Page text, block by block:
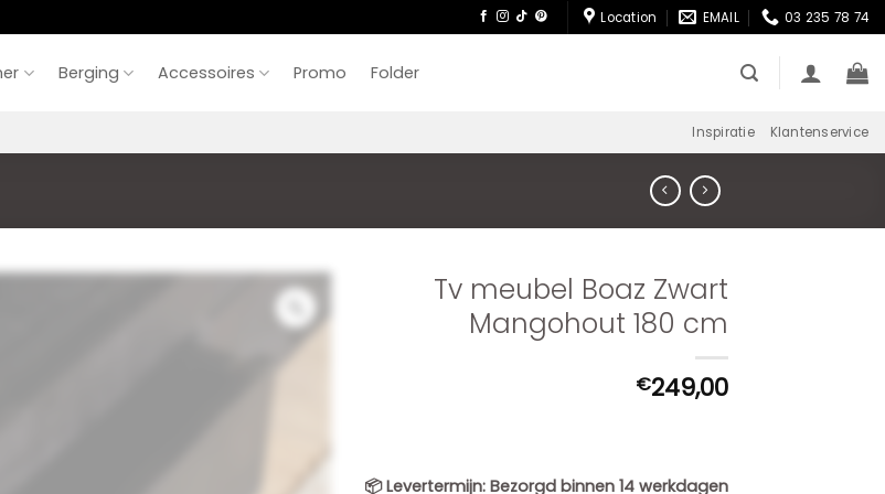
Location EMAIL 03 235 78 74
Berging Accessoires Promo Folder
Inspiratie Klantenservice
Tv meubel Boaz Zwart
Mangohout 180 cm
€249,00
📦Levertermijn: Bezorgd binnen 14 werkdagen